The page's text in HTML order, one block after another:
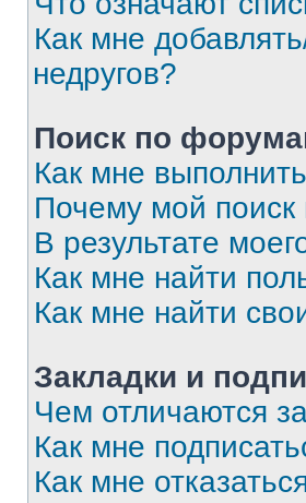
Как мне
недругов?
Поиск по
Как мне
Почему мой поиск
В результате
Как мне найти
Как мне найти
Закладки и
Чем отличаются
Как мне
Как мне